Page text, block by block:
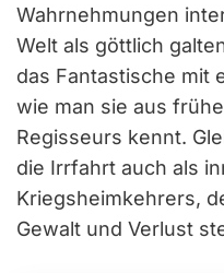
Wahrnehmungen
Welt als göttlich
das Fantastische mit
wie man sie aus
Regisseurs kennt.
die Irrfahrt auch als
Kriegsheimkehrers,
Gewalt und Verlust